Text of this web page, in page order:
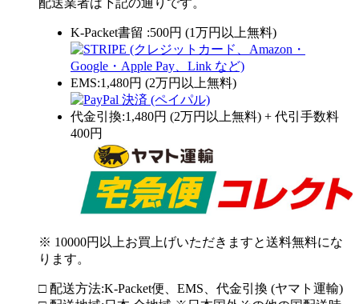
配送業者は下記の通りです。
K-Packet書留 :500円 (1万円以上無料)
EMS:1,480円 (2万円以上無料)
代金引換:1,480円 (2万円以上無料) + 代引手数料
400円
※ 10000円以上お買上げいただきますと送料無料にな
ります。
□ 配送方法:K-Packet便、EMS、代金引換 (ヤマト運輸)